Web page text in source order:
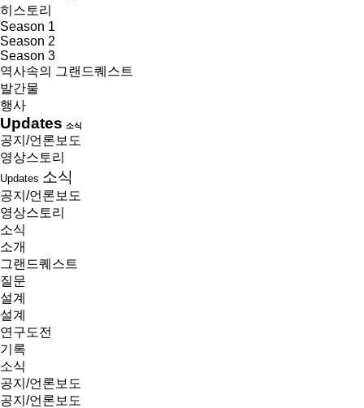
히스토리
Season 1
Season 2
Season 3
역사속의 그랜드퀘스트
발간물
행사
Updates 소식
공지/언론보도
영상스토리
Updates 소식
공지/언론보도
영상스토리
소식
소개
그랜드퀘스트
질문
설계
설계
연구도전
기록
소식
공지/언론보도
공지/언론보도